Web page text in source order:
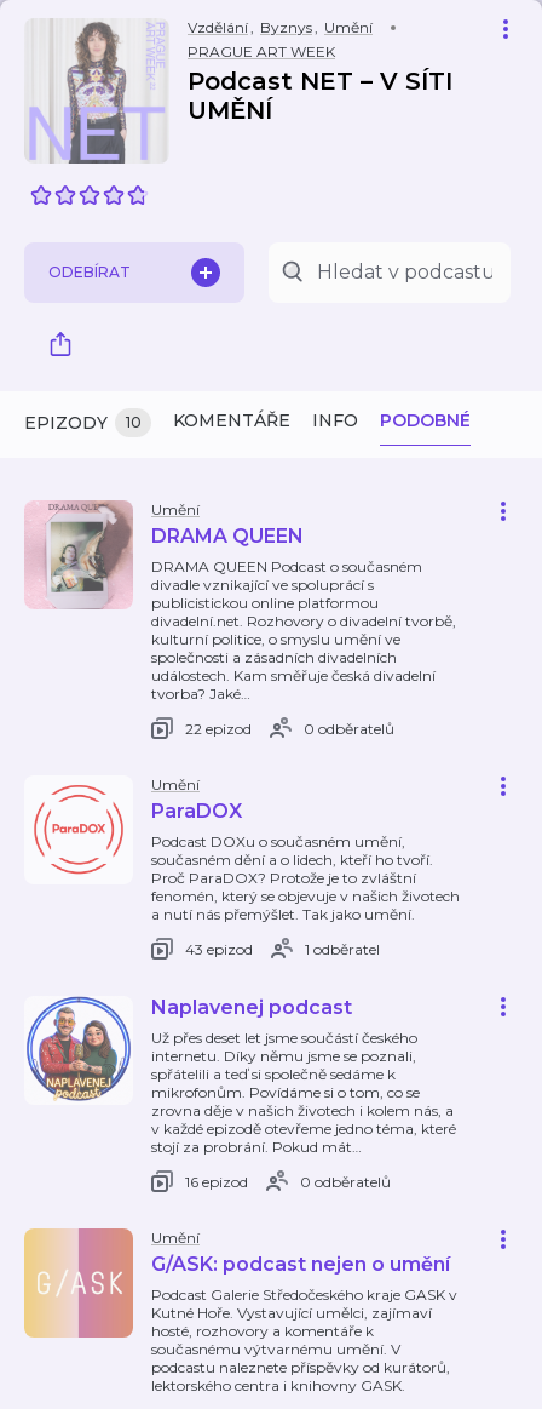
Vzdělání, Byznys, Umění
PRAGUE ART WEEK
Podcast NET – V SÍTI
UMĚNÍ
ODEBÍRAT
EPIZODY 10 KOMENTÁŘE INFO PODOBNÉ
Umění
DRAMA QUEEN
DRAMA QUEEN Podcast o současném
divadle vznikající ve spoluprácí s
publicistickou online platformou
divadelní.net. Rozhovory o divadelní tvorbě,
kulturní politice, o smyslu umění ve
společnosti a zásadních divadelních
událostech. Kam směřuje česká divadelní
tvorba? Jaké…
22 epizod
0 odběratelů
Umění
ParaDOX
Podcast DOXu o současném umění,
současném dění a o lidech, kteří ho tvoří.
Proč ParaDOX? Protože je to zvláštní
fenomén, který se objevuje v našich životech
a nutí nás přemýšlet. Tak jako umění.
43 epizod
1 odběratel
Naplavenej podcast
Už přes deset let jsme součástí českého
internetu. Díky němu jsme se poznali,
spřátelili a teď si společně sedáme k
mikrofonům. Povídáme si o tom, co se
zrovna děje v našich životech i kolem nás, a
v každé epizodě otevřeme jedno téma, které
stojí za probrání. Pokud mát…
16 epizod
0 odběratelů
Umění
G/ASK: podcast nejen o umění
Podcast Galerie Středočeského kraje GASK v
Kutné Hoře. Vystavující umělci, zajímaví
hosté, rozhovory a komentáře k
současnému výtvarnému umění. V
podcastu naleznete příspěvky od kurátorů,
lektorského centra i knihovny GASK.